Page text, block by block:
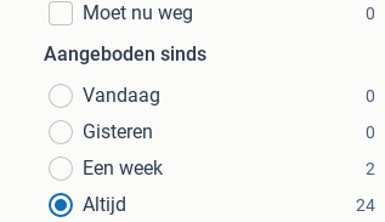
Moet nu weg
0
Aangeboden sinds
Vandaag
0
Gisteren 0
Een week 2
Altijd 24